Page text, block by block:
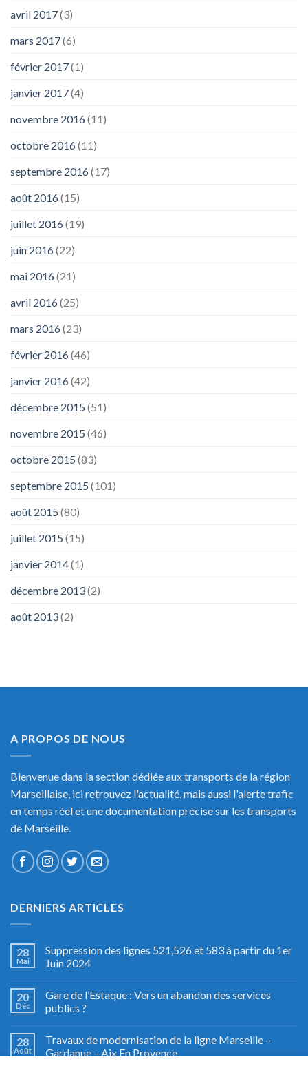
avril 2017(3)
mars 2017(6)
février 2017(1)
janvier 2017(4)
novembre 2016(11)
octobre 2016(11)
septembre 2016(17)
août 2016(15)
juillet 2016(19)
juin 2016(22)
mai 2016(21)
avril 2016(25)
mars 2016(23)
février 2016(46)
janvier 2016(42)
décembre 2015 (51)
novembre 2015 (46)
octobre 2015 (83)
septembre 2015 (101)
août 2015 (80)
juillet 2015 (15)
janvier 2014(1)
décembre 2013(2)
août 2013(2)
A PROPOS DE NOUS
Bienvenue dans la section dédiée aux transports de la région
Marseillaise, ici retrouvez l'actualité, mais aussi l'alerte trafic
en temps réel et une documentation précise sur les transports
de Marseille.
DERNIERS ARTICLES
28
Mai
Suppression des lignes 521,526 et 583 à partir du 1er
Juin 2024
20
Déc
Gare de l’Estaque : Vers un abandon des services
publics ?
28
Août
Travaux de modernisation de la ligne Marseille –
Gardanne – Aix En Provence